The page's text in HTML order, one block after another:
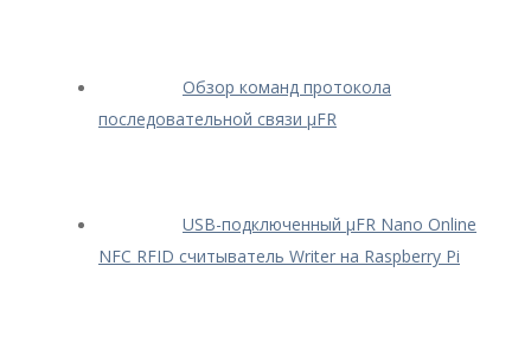
Обзор команд протокола
последовательной связи μFR
USB-подключенный μFR Nano Online
NFC RFID считыватель Writer на Raspberry Pi